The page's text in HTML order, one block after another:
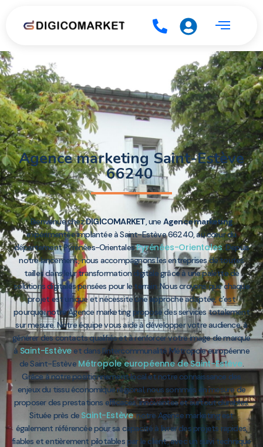
Agence marketing Saint-Estève
66240
Bienvenue chezDIGICOMARKET , une Agence marketing
expérimentée implantée à Saint-Estève 66240, au cœur du
département Pyrénées-OrientalesPyrénées-Orientales. Depuis
notre lancement, nous accompagnons les entreprises de toutes
tailles dans leur transformation digitale grâce à une palette de
solutions digitales pensées pour le terrain. Nous croyons que chaque
projet est unique et nécessite une approche adaptée, c’est
pourquoi notre Agence marketing propose des services totalement
sur mesure. Notre équipe vous aide à développer votre audience, à
générer des contacts qualifiés et à renforcer votre image de marque
à Saint-Estève et dans l’intercommunalité Métropole européenne
de Saint-Estève Métropole européenne de Saint-Estève.
Grâce à notre positionnement local et notre connaissance des
enjeux du tissu économique régional, nous sommes en mesure de
proposer des prestations efficaces, innovantes et surtout durables.
Située près de Saint-Estève, notre Agence marketing est
également référencée pour sa capacité à livrer des projets rapides,
fiables et entièrement pilotables par le client, avec un suivi technique